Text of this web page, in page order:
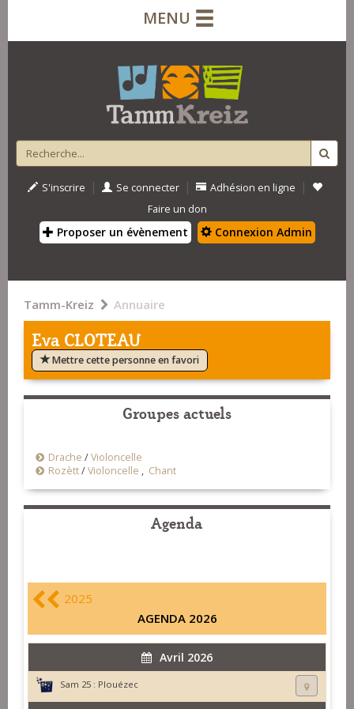
MENU
S'inscrire | Se connecter | Adhésion en ligne |
Faire un don
Proposer un évènement Connexion Admin
Tamm-Kreiz Annuaire
Eva CLOTEAU
Mettre cette personne en favori
Groupes actuels
Drache /Violoncelle
Rozètt/Violoncelle , Chant
Agenda
2025
AGENDA 2026
Avril 2026
Sam 25 : Plouézec